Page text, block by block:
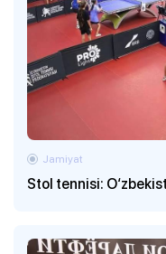
Stol tennisi:
Jamiyat